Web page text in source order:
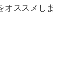
オススメしま